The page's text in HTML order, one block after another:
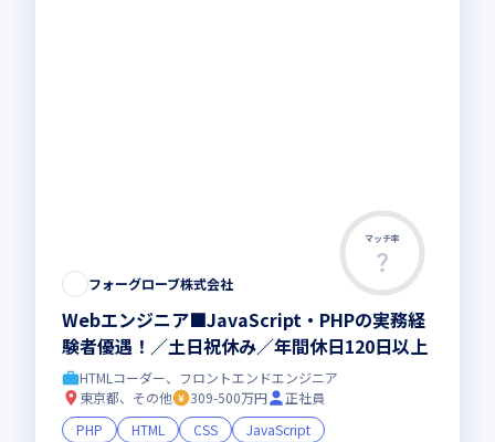
マッチ率
フォーグローブ株式会社
Webエンジニア■JavaScript・PHPの実務経
験者優遇！／土日祝休み／年間休日120日以上
HTMLコーダー、フロントエンドエンジニア
東京都、その他
309-500万円
正社員
PHP
HTML CSS
JavaScript